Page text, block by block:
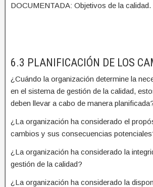
DOCUMENTADA: Objetivos de la calidad.
6.3 PLANIFICACIÓN DE LOS
¿Cuándo la organización determine la
en el sistema de gestión de la calidad,
deben llevar a cabo de manera
¿La organización ha considerado el
cambios y sus consecuencias
¿La organización ha considerado la
gestión de la calidad?
¿La organización ha considerado la